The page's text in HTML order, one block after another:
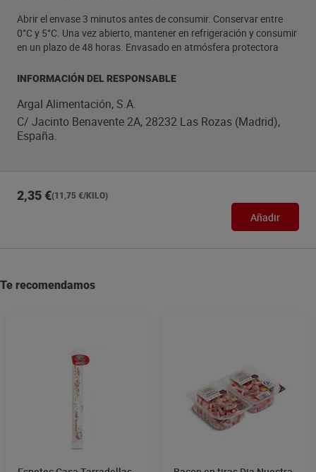
Abrir el envase 3 minutos antes de consumir. Conservar entre
0°C y 5°C. Una vez abierto, mantener en refrigeración y consumir
en un plazo de 48 horas. Envasado en atmósfera protectora
INFORMACIÓN DEL RESPONSABLE
Argal Alimentación, S.A.
C/ Jacinto Benavente 2A, 28232 Las Rozas (Madrid),
España.
2,35 €(11,75 €/KILO)
Añadir
Te recomendamos